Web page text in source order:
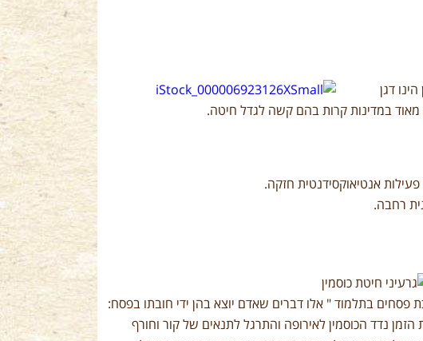
דגן
מאוד במדינות קרות בהם קשה לגדל חיטה.
אנטיאוקסידנטית חזקה.
רחבה.
פסחים בתלמוד " אלו דברים שאדם יוצא בהן ידי חובתו בפסח:
נדד הכוסמין לאירופה והתרגל לתנאים של קור וחורף